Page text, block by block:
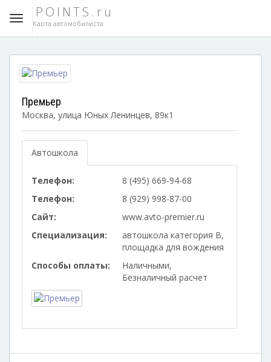
POINTS.ru
Карта автомобилиста
Премьер
Москва, улица Юных Ленинцев, 89к1
Автошкола
Телефон:
8 (495) 669-94-68
Телефон:
8 (929) 998-87-00
Сайт:
www.avto-premier.ru
Специализация:
автошкола категория B,
площадка для вождения
Способы оплаты:
Наличными,
Безналичный расчет